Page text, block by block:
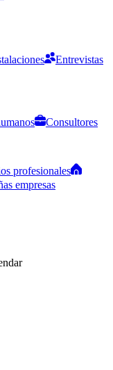
Entrevistas
Consultores
profesionales
empresas